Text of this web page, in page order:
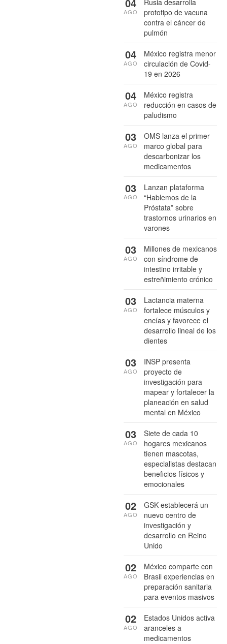
prototipo de vacuna
contra el cáncer de
pulmón
AGO
México registra menor
circulación de Covid-
19 en 2026
04
AGO
México registra
reducción en casos de
paludismo
04
AGO
OMS lanza el primer
marco global para
descarbonizar los
medicamentos
03
AGO
Lanzan plataforma
“Hablemos de la
Próstata” sobre
trastornos urinarios en
varones
03
AGO
Millones de mexicanos
con síndrome de
intestino irritable y
estreñimiento crónico
03
AGO
Lactancia materna
fortalece músculos y
encías y favorece el
desarrollo lineal de los
dientes
03
AGO
INSP presenta
proyecto de
investigación para
mapear y fortalecer la
planeación en salud
mental en México
03
AGO
Siete de cada 10
hogares mexicanos
tienen mascotas,
especialistas destacan
beneficios físicos y
emocionales
03
AGO
GSK establecerá un
nuevo centro de
investigación y
desarrollo en Reino
Unido
02
AGO
México comparte con
Brasil experiencias en
preparación sanitaria
para eventos masivos
02
AGO
Estados Unidos activa
aranceles a
medicamentos
02
AGO